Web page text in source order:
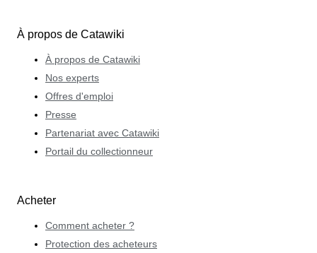
À propos de Catawiki
À propos de Catawiki
Nos experts
Offres d'emploi
Presse
Partenariat avec Catawiki
Portail du collectionneur
Acheter
Comment acheter ?
Protection des acheteurs